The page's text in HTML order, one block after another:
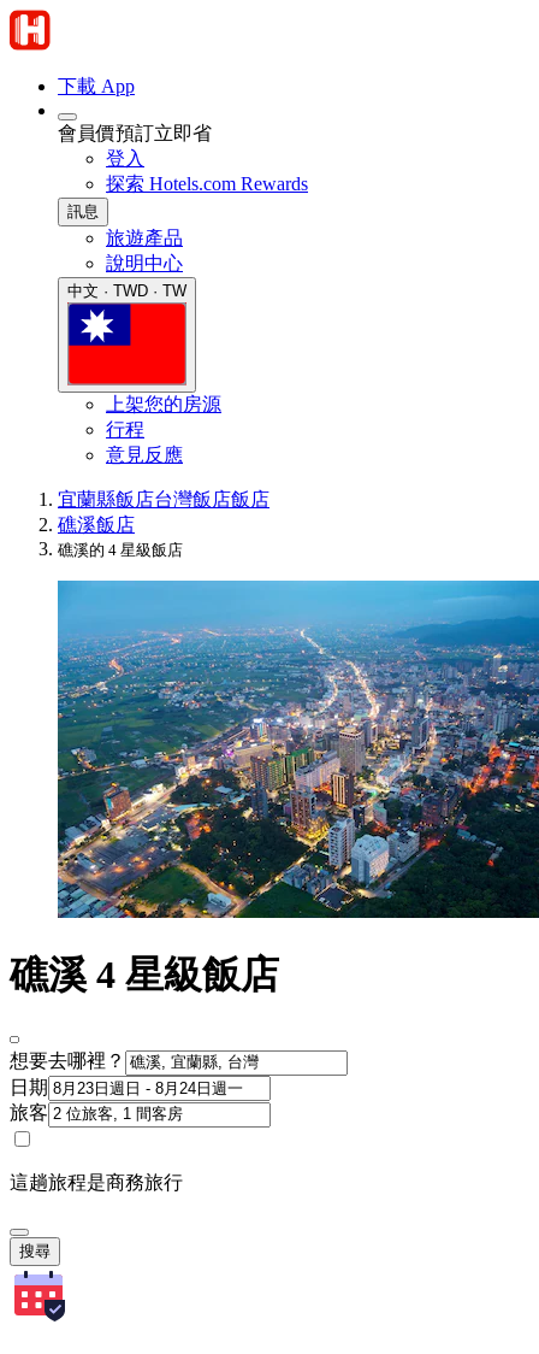
下載 App
會員價預訂立即省
登入
探索 Hotels.com Rewards
訊息
旅遊產品
說明中心
中文 · TWD · TW
上架您的房源
行程
意見反應
宜蘭縣飯店台灣飯店飯店
礁溪飯店
礁溪的 4 星級飯店
礁溪 4 星級飯店
想要去哪裡？
日期
旅客
這趟旅程是商務旅行
搜尋